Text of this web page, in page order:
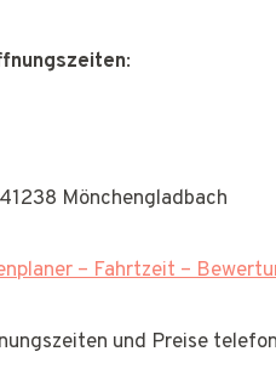
:
Mönchengladbach
– Fahrtzeit –
und Preise